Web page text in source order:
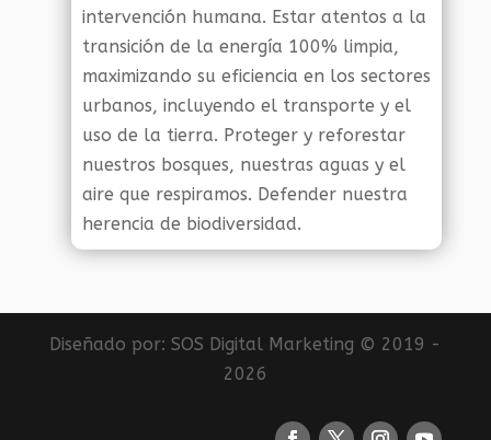
intervención humana. Estar atentos a la
transición de la energía 100% limpia,
maximizando su eficiencia en los sectores
urbanos, incluyendo el transporte y el
uso de la tierra. Proteger y reforestar
nuestros bosques, nuestras aguas y el
aire que respiramos. Defender nuestra
herencia de biodiversidad.
Diseñado por:SOS Digital Marketing © 2019 -
2026